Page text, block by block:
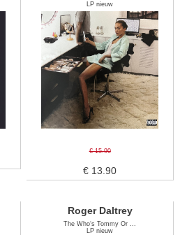
LP nieuw
€ 15.90
€ 13.90
Roger Daltrey
The Who‘s Tommy Or ...
LP nieuw